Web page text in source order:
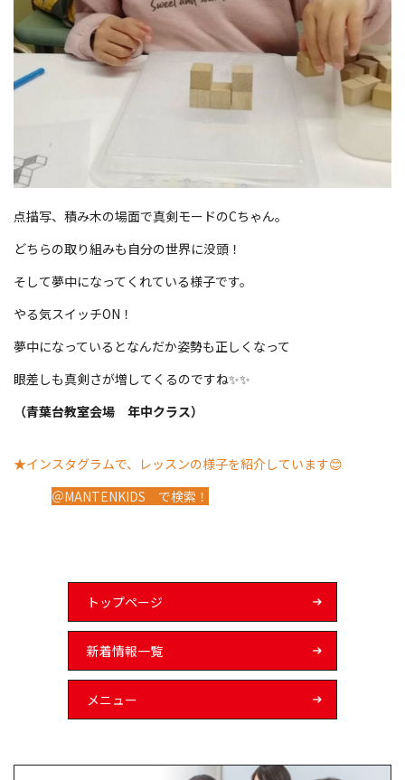
点描写、積み木の場面で真剣モードのCちゃん。
どちらの取り組みも自分の世界に没頭！
そして夢中になってくれている様子です。
やる気スイッチON！
夢中になっているとなんだか姿勢も正しくなって
眼差しも真剣さが増してくるのですね✨✨
（青葉台教室会場 年中クラス）
★インスタグラムで、レッスンの様子を紹介しています😊
＠MANTENKIDS で検索！
トップページ
新着情報一覧
メニュー